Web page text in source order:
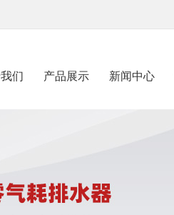
们 产品展示 新闻中心